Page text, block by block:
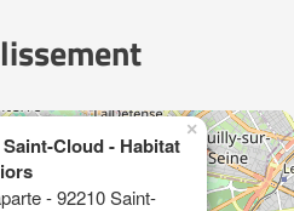
Cloud - Habitat
- 92210 Saint-
×